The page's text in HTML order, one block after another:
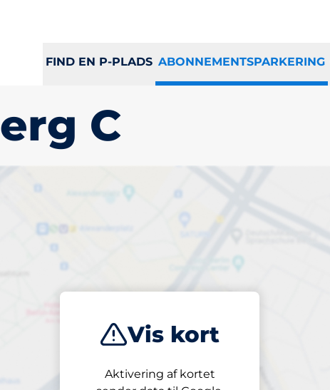
FIND EN P-PLADS ABONNEMENTSPARKERING
C
Vis kort
Aktivering af kortet
p-plads i
1 valgt